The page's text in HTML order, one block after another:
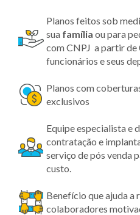
Planos feitos sob
sua família ou para
com CNPJ a partir de
funcionários e seus
Planos com
exclusivos
Equipe especialista e
contratação e
serviço de pós venda
custo.
Benefício que ajuda a
colaboradores